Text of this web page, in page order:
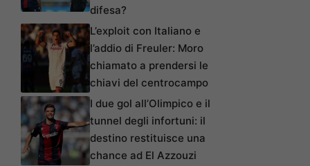
difesa?
L’exploit con Italiano e
l’addio di Freuler: Moro
chiamato a prendersi le
chiavi del centrocampo
I due gol all’Olimpico e il
tunnel degli infortuni: il
destino restituisce una
chance ad El Azzouzi